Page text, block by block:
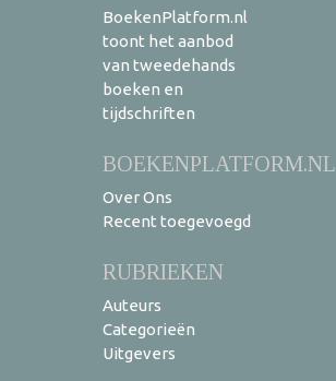
BoekenPlatform.nl
toont het aanbod
van tweedehands
boeken en
tijdschriften
BOEKENPLATFORM.NL
Over Ons
Recent toegevoegd
RUBRIEKEN
Auteurs
Categorieën
Uitgevers